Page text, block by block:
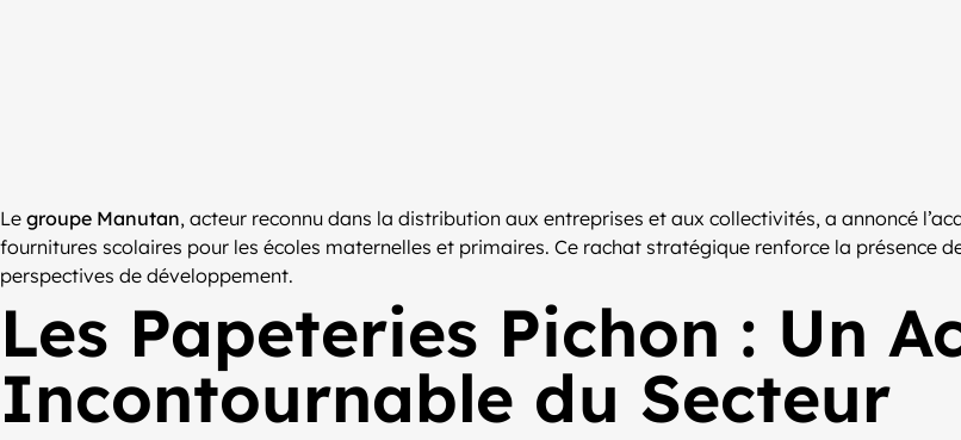
Le groupe Manutan, acteur reconnu dans la distribution aux entreprises et aux collectivités, a annoncé
fournitures scolaires pour les écoles maternelles et primaires. Ce rachat stratégique renforce la présence
perspectives de développement.
Les Papeteries Pichon : Un
Incontournable du Secteur